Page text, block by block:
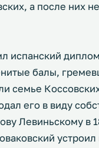
а после них
испанский
балы,
семье
его в виду
Левиньскому в